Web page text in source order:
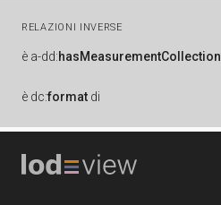
RELAZIONI INVERSE
è a-dd:hasMeasurementCollection
è dc:format di